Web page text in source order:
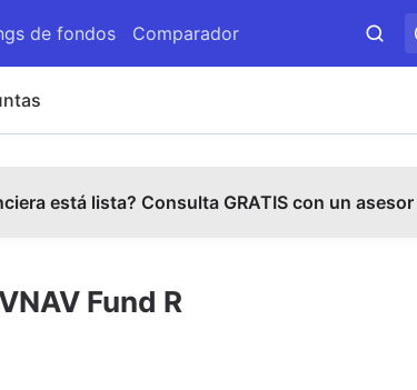
de fondos Comparador
está lista? Consulta GRATIS con un
Fund R